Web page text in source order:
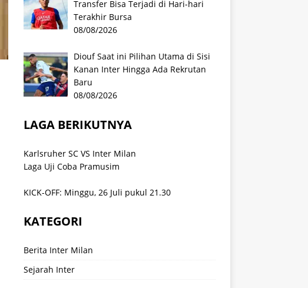
Transfer Bisa Terjadi di Hari-hari
Terakhir Bursa
08/08/2026
Diouf Saat ini Pilihan Utama di Sisi
Kanan Inter Hingga Ada Rekrutan
Baru
08/08/2026
LAGA BERIKUTNYA
Karlsruher SC VS Inter Milan
Laga Uji Coba Pramusim
KICK-OFF: Minggu, 26 Juli pukul 21.30
KATEGORI
Berita Inter Milan
Sejarah Inter